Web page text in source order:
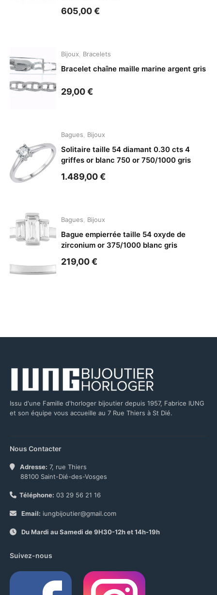
605,00€
Bijoux Bracelets
Bracelet chaîne maille marine argent gris
29,00€
Bagues Bijoux
Solitaire taille 54 diamant 0.30 cts 4
griffes or blanc 750 or 750/1000 gris
1.489,00€
Bagues Bijoux
Bague empierrée taille 54 oxyde de
zirconium or 375/1000 blanc gris
219,00€
Issu d'une Famille d'horloger bijoutier depuis 1957, Fabrice IUNG
et son équipe vous accueille au 7 Rue Thiers à St Dié.
Nous Contacter
Adresse: 7, rue Thiers
88100 Saint-Dié-des-Vosges
Téléphone: 03 29 56 21 16
Email: iungbijoutier@gmail.com
Du Mardi au Samedi de 9H30-12h et 14h-19h
Suivez-nous